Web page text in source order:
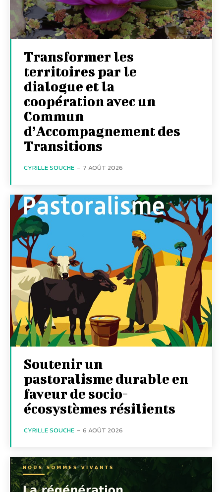
Transformer les
territoires par le
dialogue et la
coopération avec un
Commun
d’Accompagnement des
Transitions
CYRILLE SOUCHE - 7 AOÛT 2026
Soutenir un
pastoralisme durable en
faveur de socio-
écosystèmes résilients
CYRILLE SOUCHE - 6 AOÛT 2026